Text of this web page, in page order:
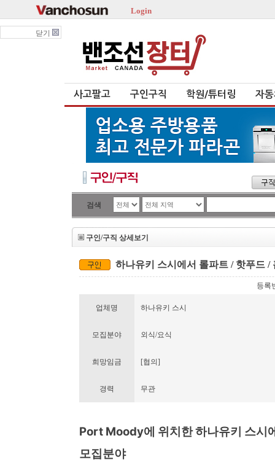
Login
닫기
사고팔고 구인구직 학원/튜터링 자
검색
구인/구직 상세보기
하나유키 스시에서 롤파트 / 핫푸드
등록
업체명 하나유키 스시
모집분야 외식/요식
희망임금 [협의]
경력 무관
Port Moody에 위치한 하나유키 스시
모집분야